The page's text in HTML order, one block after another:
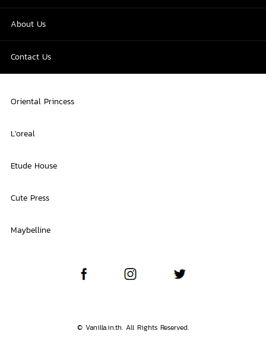
About Us
Contact Us
Oriental Princess
L'oreal
Etude House
Cute Press
Maybelline
© Vanilla.in.th. All Rights Reserved.